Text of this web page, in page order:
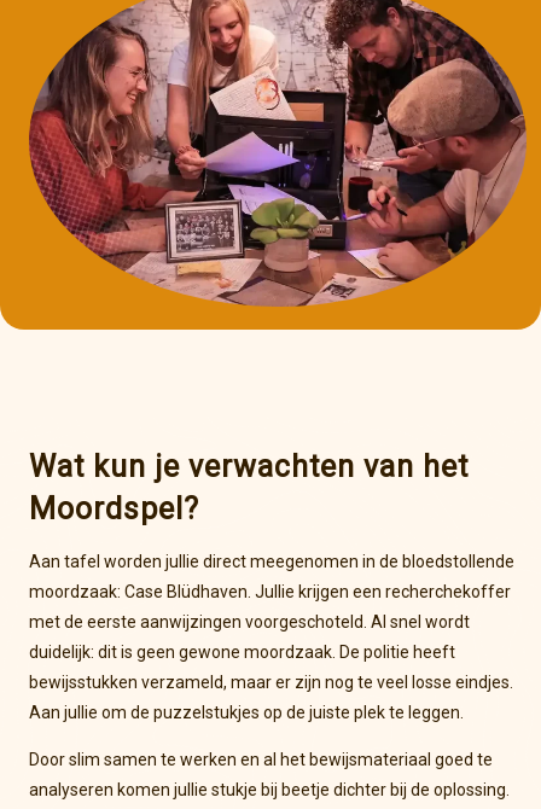
Wat kun je verwachten van het
Moordspel?
Aan tafel worden jullie direct meegenomen in de bloedstollende
moordzaak: Case Blüdhaven. Jullie krijgen een recherchekoffer
met de eerste aanwijzingen voorgeschoteld. Al snel wordt
duidelijk: dit is geen gewone moordzaak. De politie heeft
bewijsstukken verzameld, maar er zijn nog te veel losse eindjes.
Aan jullie om de puzzelstukjes op de juiste plek te leggen.
Door slim samen te werken en al het bewijsmateriaal goed te
analyseren komen jullie stukje bij beetje dichter bij de oplossing.